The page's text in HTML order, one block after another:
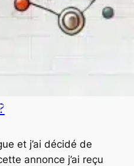
et j’ai décidé de
annonce j’ai reçu